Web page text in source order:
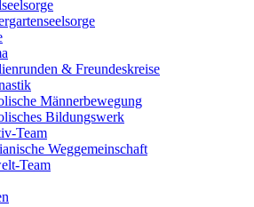
& Freundeskreise
Männerbewegung
Bildungswerk
Team
Weggemeinschaft
Team